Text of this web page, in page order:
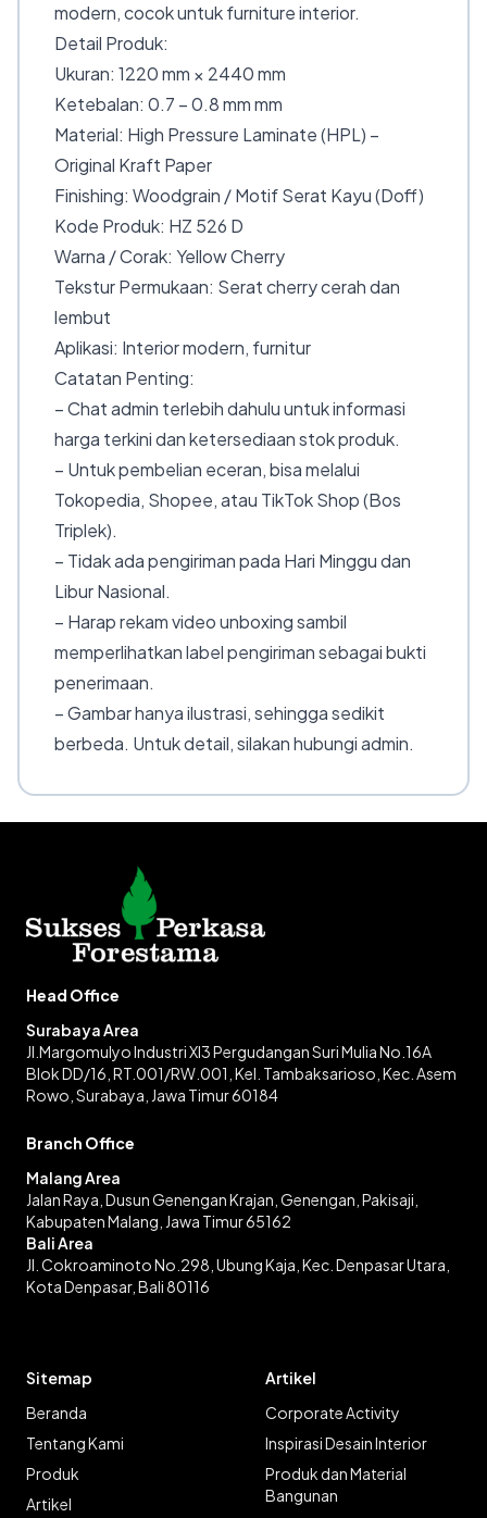
modern, cocok untuk furniture interior.
Detail Produk:
Ukuran: 1220 mm × 2440 mm
Ketebalan: 0.7 – 0.8 mm mm
Material: High Pressure Laminate (HPL) –
Original Kraft Paper
Finishing: Woodgrain / Motif Serat Kayu (Doff)
Kode Produk: HZ 526 D
Warna / Corak: Yellow Cherry
Tekstur Permukaan: Serat cherry cerah dan
lembut
Aplikasi: Interior modern, furnitur
Catatan Penting:
– Chat admin terlebih dahulu untuk informasi
harga terkini dan ketersediaan stok produk.
– Untuk pembelian eceran, bisa melalui
Tokopedia, Shopee, atau TikTok Shop (Bos
Triplek).
– Tidak ada pengiriman pada Hari Minggu dan
Libur Nasional.
– Harap rekam video unboxing sambil
memperlihatkan label pengiriman sebagai bukti
penerimaan.
– Gambar hanya ilustrasi, sehingga sedikit
berbeda. Untuk detail, silakan hubungi admin.
Head Office
Surabaya Area
Jl.Margomulyo Industri XI3 Pergudangan Suri Mulia No.16A
Blok DD/16, RT.001/RW.001, Kel. Tambaksarioso, Kec. Asem
Rowo, Surabaya, Jawa Timur 60184
Branch Office
Malang Area
Jalan Raya, Dusun Genengan Krajan, Genengan, Pakisaji,
Kabupaten Malang, Jawa Timur 65162
Bali Area
Jl. Cokroaminoto No.298, Ubung Kaja, Kec. Denpasar Utara,
Kota Denpasar, Bali 80116
Sitemap
Beranda
Tentang Kami
Produk
Artikel
Artikel
Corporate Activity
Inspirasi Desain Interior
Produk dan Material
Bangunan